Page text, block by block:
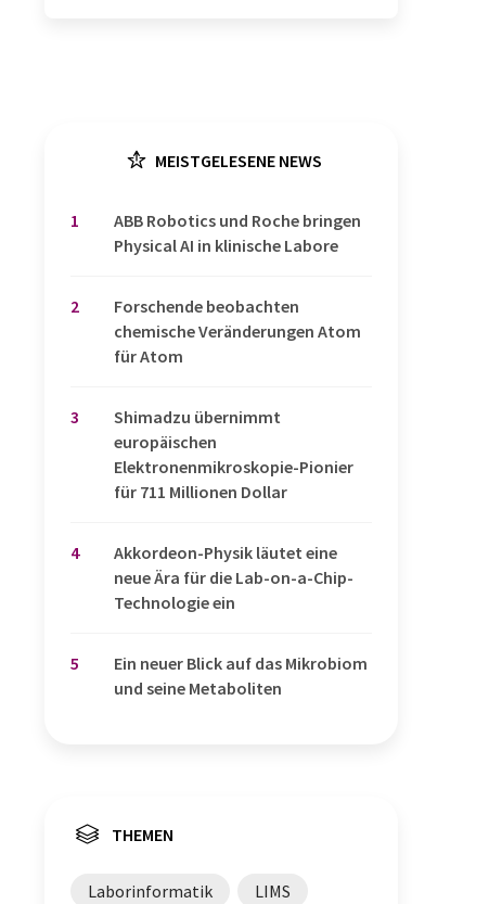
MEISTGELESENE NEWS
1
​​​​​​​ABB Robotics und Roche bringen
Physical AI in klinische Labore
2
Forschende beobachten
chemische Veränderungen Atom
für Atom
3
Shimadzu übernimmt
europäischen
Elektronenmikroskopie-Pionier
für 711 Millionen Dollar
4
Akkordeon-Physik läutet eine
neue Ära für die Lab-on-a-Chip-
Technologie ein
5
Ein neuer Blick auf das Mikrobiom
und seine Metaboliten
THEMEN
Laborinformatik LIMS